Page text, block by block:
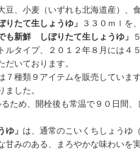
、小麦（いずれも北海道産）、
たて生しょうゆ」
３３０ｍｌを
も新鮮 しぼりたて生しょうゆ」
タイプ、２０１２年８月には４
いております。
種類９アイテムを販売していま
した。
ため、開栓後も常温で９０日間、
」 は、通常のこいくちしょうゆ
甘みのある、まろやかな味わいを